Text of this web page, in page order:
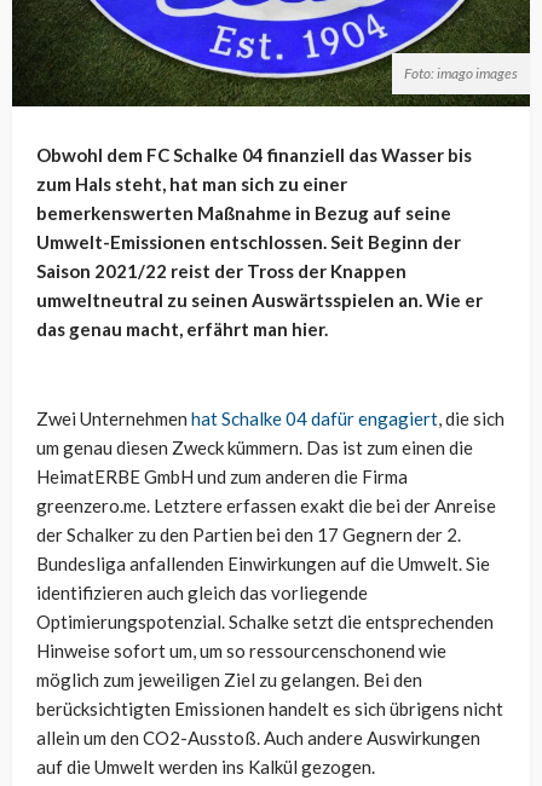
Foto: imago images
Obwohl dem FC Schalke 04 finanziell das Wasser bis
zum Hals steht, hat man sich zu einer
bemerkenswerten Maßnahme in Bezug auf seine
Umwelt-Emissionen entschlossen. Seit Beginn der
Saison 2021/22 reist der Tross der Knappen
umweltneutral zu seinen Auswärtsspielen an. Wie er
das genau macht, erfährt man hier.
Zwei Unternehmen hat Schalke 04 dafür engagiert, die sich
um genau diesen Zweck kümmern. Das ist zum einen die
HeimatERBE GmbH und zum anderen die Firma
greenzero.me. Letztere erfassen exakt die bei der Anreise
der Schalker zu den Partien bei den 17 Gegnern der 2.
Bundesliga anfallenden Einwirkungen auf die Umwelt. Sie
identifizieren auch gleich das vorliegende
Optimierungspotenzial. Schalke setzt die entsprechenden
Hinweise sofort um, um so ressourcenschonend wie
möglich zum jeweiligen Ziel zu gelangen. Bei den
berücksichtigten Emissionen handelt es sich übrigens nicht
allein um den CO2-Ausstoß. Auch andere Auswirkungen
auf die Umwelt werden ins Kalkül gezogen.